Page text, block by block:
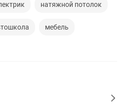
натяжной потолок
мебель